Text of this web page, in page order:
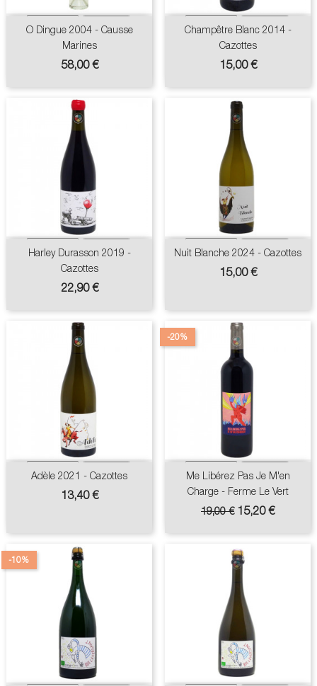
O Dingue 2004 - Causse
Marines
Prix
58,00 €
Champêtre Blanc 2014 -
Cazottes
Prix
15,00 €
Harley Durasson 2019 -
Cazottes
Prix
22,90 €
Nuit Blanche 2024 - Cazottes
Prix
15,00 €
Adèle 2021 - Cazottes
Prix
13,40 €
Me Libérez Pas Je M'en
Charge - Ferme Le Vert
Prix
base
19,00 €
-20%
Prix
15,20 €
-10%